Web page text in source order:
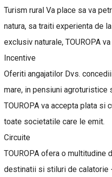
Turism rural Va place sa va
natura, sa traiti experienta de
exclusiv naturale, TOUROPA
Incentive
Oferiti angajatilor Dvs.
mare, in pensiuni agroturistice
TOUROPA va accepta plata si
toate societatile care le emit.
Circuite
TOUROPA ofera o multitudine
destinatii si stiluri de calatorie